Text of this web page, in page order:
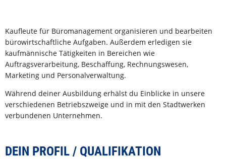
Kaufleute für Büromanagement organisieren und bearbeiten
bürowirtschaftliche Aufgaben. Außerdem erledigen sie
kaufmännische Tätigkeiten in Bereichen wie
Auftragsverarbeitung, Beschaffung, Rechnungswesen,
Marketing und Personalverwaltung.
Während deiner Ausbildung erhälst du Einblicke in unsere
verschiedenen Betriebszweige und in mit den Stadtwerken
verbundenen Unternehmen.
DEIN PROFIL / QUALIFIKATION